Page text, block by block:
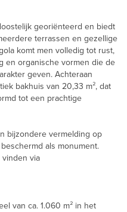
georiënteerd en biedt
terrassen en gezellige
komt men volledig tot rust,
en organische vormen die de
geven. Achteraan
bakhuis van 20,33 m², dat
tot een prachtige
bijzondere vermelding op
als monument.
via
van ca. 1.060 m² in het